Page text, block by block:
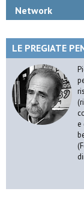
Network
LE PREGIATE
e